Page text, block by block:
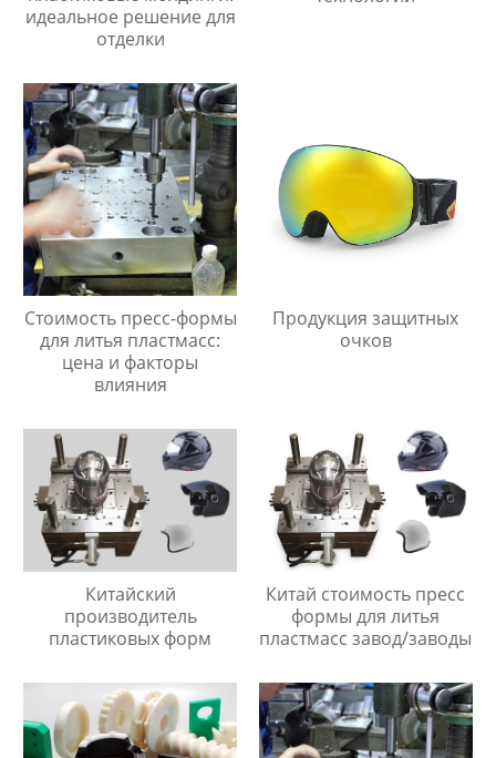
идеальное решение для
отделки
Стоимость пресс-формы
для литья пластмасс:
цена и факторы
влияния
Продукция защитных
очков
Китайский
производитель
пластиковых форм
Китай стоимость пресс
формы для литья
пластмасс завод/заводы